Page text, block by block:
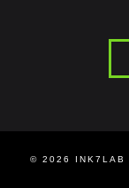
© 2026 INK7LAB